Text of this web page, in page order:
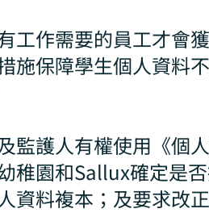
工作需要的員工才會
施保障學生個人資料
監護人有權使用《個
稚園和Sallux確定是
資料複本；及要求改